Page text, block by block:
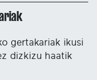
gertakariak ikusi
dizkizu haatik